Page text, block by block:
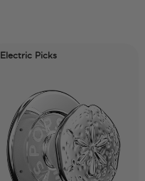
Electric Picks